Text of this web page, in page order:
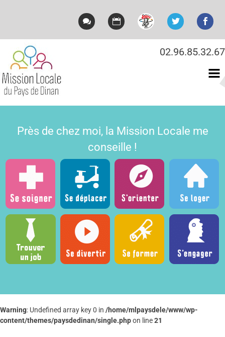
02.96.85.32.67
Près de chez moi, la Mission Locale me
conseille !
Warning: Undefined array key 0 in /home/mlpaysdele/www/wp-
content/themes/paysdedinan/single.phpon line21